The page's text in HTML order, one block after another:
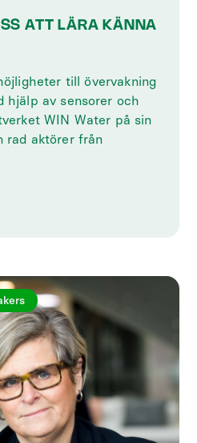
ATT LÄRA KÄNNA
till övervakning
hjälp av sensorer och
WIN Water på sin
rad aktörer från